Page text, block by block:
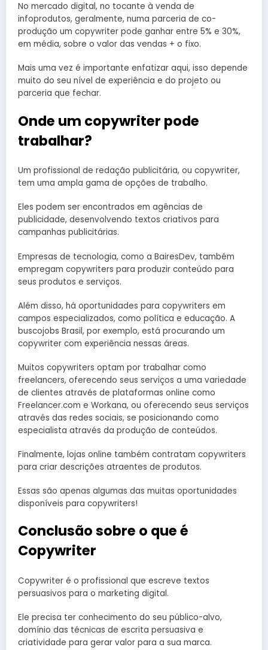
No mercado digital, no tocante à venda de
infoprodutos, geralmente, numa parceria de co-
produção um copywriter pode ganhar entre 5% e 30%,
em média, sobre o valor das vendas + o fixo.
Mais uma vez é importante enfatizar aqui, isso depende
muito do seu nível de experiência e do projeto ou
parceria que fechar.
Onde um copywriter pode
trabalhar?
Um profissional de redação publicitária, ou copywriter,
tem uma ampla gama de opções de trabalho.
Eles podem ser encontrados em agências de
publicidade, desenvolvendo textos criativos para
campanhas publicitárias.
Empresas de tecnologia, como a BairesDev, também
empregam copywriters para produzir conteúdo para
seus produtos e serviços.
Além disso, há oportunidades para copywriters em
campos especializados, como política e educação. A
buscojobs Brasil, por exemplo, está procurando um
copywriter com experiência nessas áreas.
Muitos copywriters optam por trabalhar como
freelancers, oferecendo seus serviços a uma variedade
de clientes através de plataformas online como
Freelancer.com e Workana, ou oferecendo seus serviços
através das redes sociais, se posicionando como
especialista através da produção de conteúdos.
Finalmente, lojas online também contratam copywriters
para criar descrições atraentes de produtos.
Essas são apenas algumas das muitas oportunidades
disponíveis para copywriters!
Conclusão sobre o que é
Copywriter
Copywriter é o profissional que escreve textos
persuasivos para o marketing digital.
Ele precisa ter conhecimento do seu público-alvo,
domínio das técnicas de escrita persuasiva e
criatividade para gerar valor para a sua marca.